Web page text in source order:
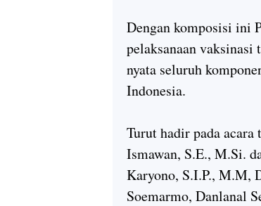
Dengan komposisi ini
pelaksanaan
nyata seluruh
Indonesia.
Turut hadir pada
Ismawan, S.E., M.Si.
Karyono, S.I.P., M.M,
Soemarmo, Danlanal